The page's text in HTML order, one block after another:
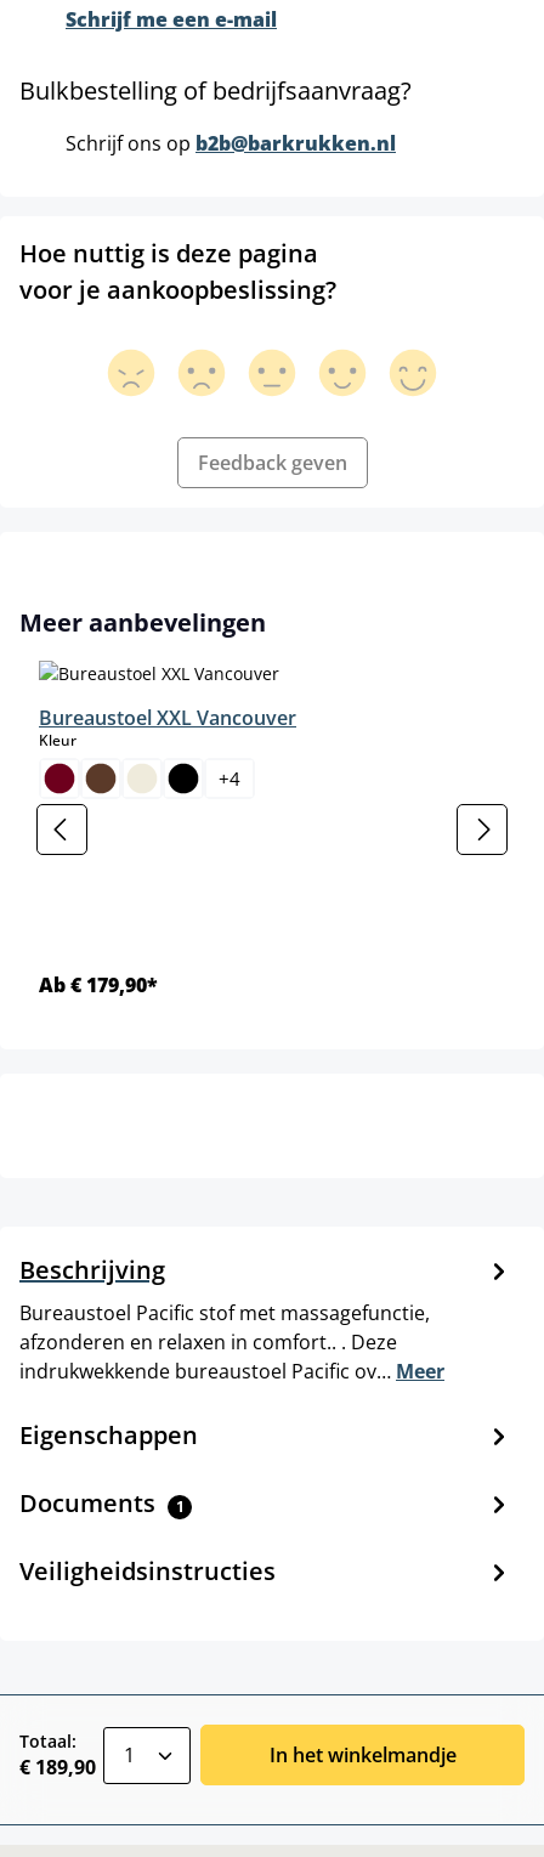
Schrijf me een e-mail
Bulkbestelling of bedrijfsaanvraag?
Schrijf ons op b2b@barkrukken.nl
Hoe nuttig is deze pagina
voor je aankoopbeslissing?
Feedback geven
Productgalerij overslaan
Meer aanbevelingen
Bureaustoel XXL Vancouver
Kleurselect
+4
Ab € 179,90*
Beschrijving
Bureaustoel Pacific stof met massagefunctie,
afzonderen en relaxen in comfort.. . Deze
indrukwekkende bureaustoel Pacific ov… Meer
Eigenschappen
Documents 1
Veiligheidsinstructies
Totaal:
€ 189,90 In het winkelmandje